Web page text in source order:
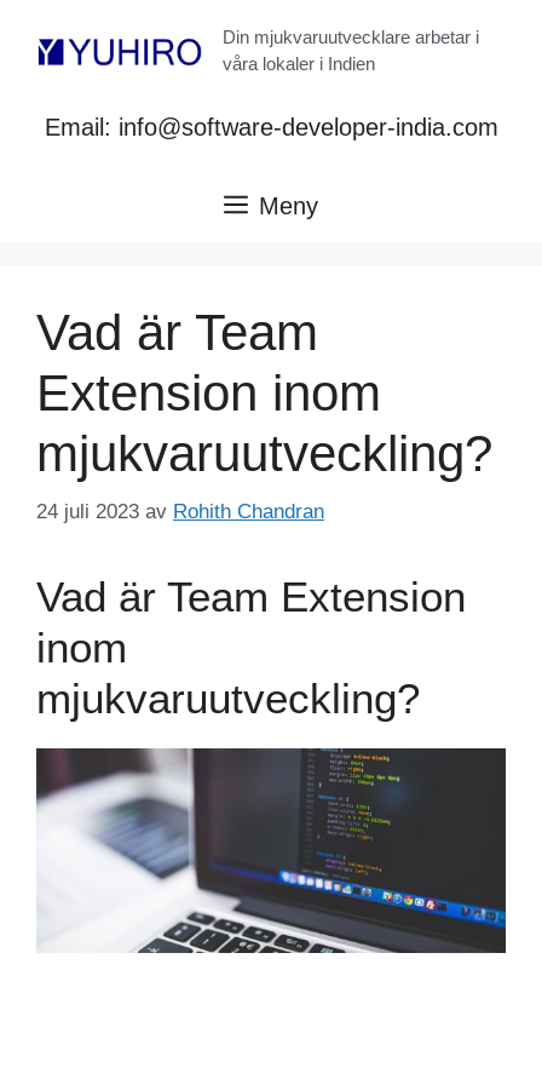
Din mjukvaruutvecklare arbetar i
våra lokaler i Indien
Email: info@software-developer-india.com
Meny
Vad är Team
Extension inom
mjukvaruutveckling?
24 juli 2023 av Rohith Chandran
Vad är Team Extension
inom
mjukvaruutveckling?